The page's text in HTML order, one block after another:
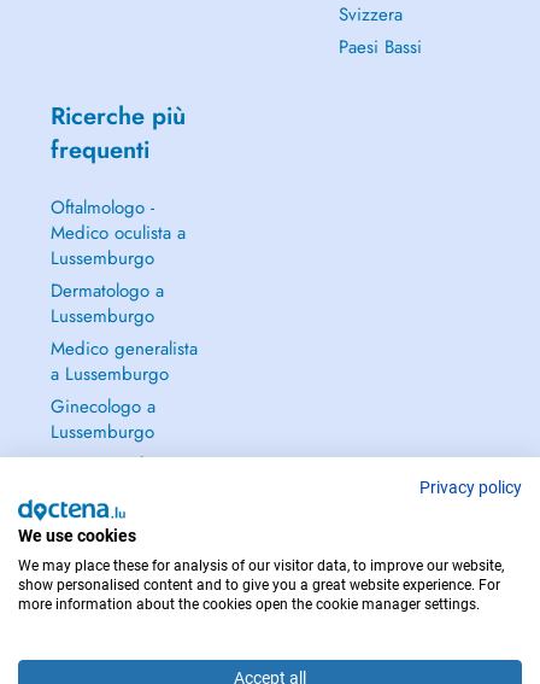
Svizzera
Paesi Bassi
Ricerche più
frequenti
Oftalmologo -
Medico oculista a
Lussemburgo
Dermatologo a
Lussemburgo
Medico generalista
a Lussemburgo
Ginecologo a
Lussemburgo
Continua a leggere
PER LE URGENZE, CONSULTARE : 112
Privacy policy
We use cookies
We may place these for analysis of our visitor data, to improve our website,
show personalised content and to give you a great website experience. For
more information about the cookies open the cookie manager settings.
Accept all